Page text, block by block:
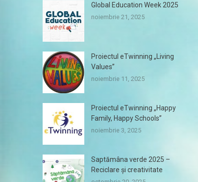
Global Education Week 2025
noiembrie 21, 2025
Proiectul eTwinning „Living
Values”
noiembrie 11, 2025
Proiectul eTwinning „Happy
Family, Happy Schools”
noiembrie 3, 2025
Saptămâna verde 2025 –
Reciclare și creativitate